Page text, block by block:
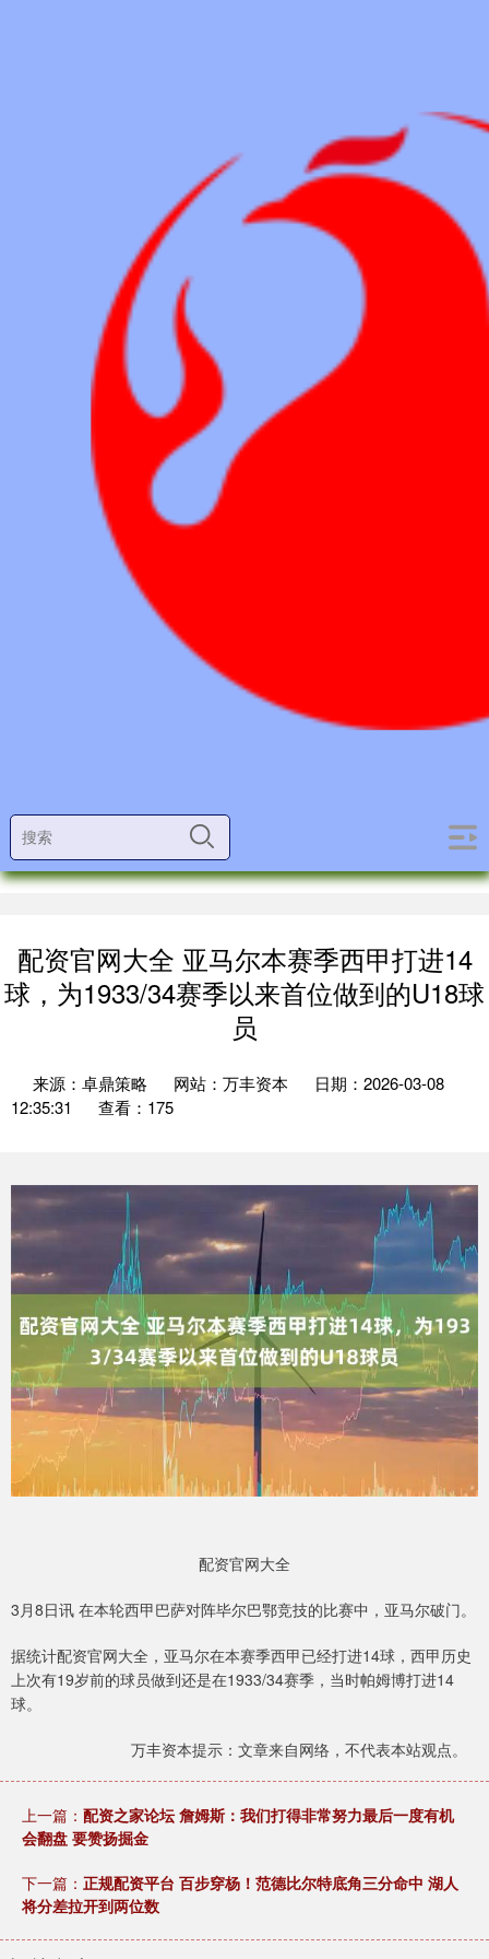
配资官网大全 亚马尔本赛季西甲打进14
球，为1933/34赛季以来首位做到的U18球
员
来源：卓鼎策略 网站：万丰资本
日期：2026-03-08
12:35:31
查看：175
配资官网大全
3月8日讯 在本轮西甲巴萨对阵毕尔巴鄂竞技的比赛中，亚马尔破门。
据统计配资官网大全，亚马尔在本赛季西甲已经打进14球，西甲历史
上次有19岁前的球员做到还是在1933/34赛季，当时帕姆博打进14
球。
万丰资本提示：文章来自网络，不代表本站观点。
上一篇： 配资之家论坛 詹姆斯：我们打得非常努力最后一度有机
会翻盘 要赞扬掘金
下一篇： 正规配资平台 百步穿杨！范德比尔特底角三分命中 湖人
将分差拉开到两位数